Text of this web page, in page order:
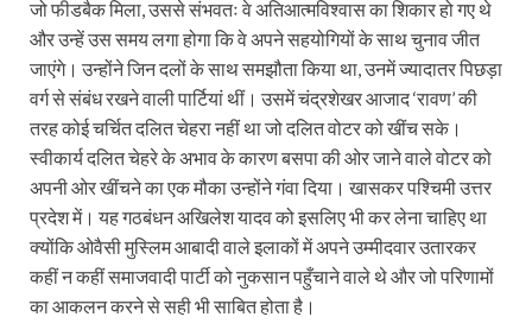
जो फीडबैक मिला, उससे संभवतः वे अतिआत्मविश्वास का शिकार हो गए थे
और उन्हें उस समय लगा होगा कि वे अपने सहयोगियों के साथ चुनाव जीत
जाएंगे। उन्होंने जिन दलों के साथ समझौता किया था, उनमें ज्यादातर पिछड़ा
वर्ग से संबंध रखने वाली पार्टियां थीं। उसमें चंद्रशेखर आजाद ‘रावण’ की
तरह कोई चर्चित दलित चेहरा नहीं था जो दलित वोटर को खींच सके।
स्वीकार्य दलित चेहरे के अभाव के कारण बसपा की ओर जाने वाले वोटर को
अपनी ओर खींचने का एक मौका उन्होंने गंवा दिया। खासकर पश्चिमी उत्तर
प्रदेश में। यह गठबंधन अखिलेश यादव को इसलिए भी कर लेना चाहिए था
क्योंकि ओवैसी मुस्लिम आबादी वाले इलाकों में अपने उम्मीदवार उतारकर
कहीं न कहीं समाजवादी पार्टी को नुकसान पहुँचाने वाले थे और जो परिणामों
का आकलन करने से सही भी साबित होता है।